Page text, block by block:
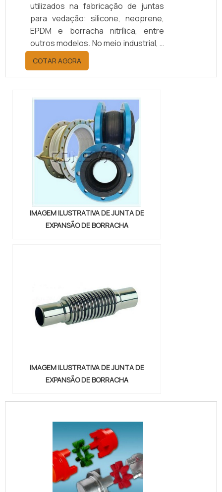
utilizados na fabricação de juntas
para vedação: silicone, neoprene,
EPDM e borracha nitrílica, entre
outros modelos. No meio industrial, a
borracha é um material bastante
procurado, pois é resiliente, suporta
a variações de temperaturas (desde
custo. Sem contar, claro, a sua
elasticidade – característica que
permite o seu encaixe até nos
lugares mais difíceis dentro de ...
COTAR AGORA
IMAGEM ILUSTRATIVA DE JUNTA DE
EXPANSÃO DE BORRACHA
IMAGEM ILUSTRATIVA DE JUNTA DE
EXPANSÃO DE BORRACHA